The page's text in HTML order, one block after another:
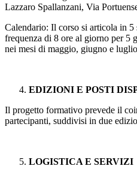
Lazzaro Spallanzani, Via
Calendario: Il corso si articola in 5
frequenza di 8 ore al giorno per
nei mesi di maggio, giugno e
EDIZIONI E POSTI
Il progetto formativo prevede il
partecipanti, suddivisi in due
LOGISTICA E SERVIZI